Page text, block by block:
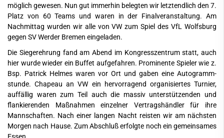
möglich gewesen. Nun gut immerhin belegten wir letztendlich den 7.
Platz von 60 Teams und waren in der Finalveranstaltung. Am
Nachmittag wurden wir alle von VW zum Spiel des VfL Wolfsburg
gegen SV Werder Bremen eingeladen.
Die Siegerehrung fand am Abend im Kongresszentrum statt, auch
hier wurde wieder ein Buffet aufgefahren. Prominente Spieler wie z.
Bsp. Patrick Helmes waren vor Ort und gaben eine Autogramm-
stunde. Chapeau an VW ein hervorragend organisiertes Turnier,
auffällig waren zum Teil auch die massiv unterstützenden und
flankierenden Maßnahmen einzelner Vertragshändler für ihre
Mannschaften. Nach einer langen Nacht reisten wir am nächsten
Morgen nach Hause. Zum Abschluß erfolgte noch ein gemeinsames